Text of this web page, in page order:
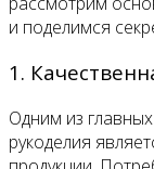
и поделимся
1.
Одним из
рукоделия